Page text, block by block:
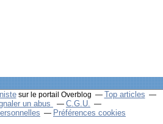
sur le portail Overblog
Top articles
un abus
C.G.U.
Préférences cookies